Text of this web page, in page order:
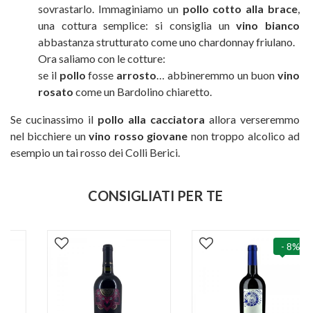
sovrastarlo. Immaginiamo unpollo cotto alla brace,
una cottura semplice: si consiglia unvino bianco
abbastanza strutturato come uno chardonnay friulano.
Ora saliamo con le cotture:
se il pollo fosse arrosto… abbineremmo un buon vino
rosato come un Bardolino chiaretto.
Se cucinassimo il pollo alla cacciatora allora verseremmo
nel bicchiere unvino rosso giovane non troppo alcolico ad
esempio un tai rosso dei Colli Berici.
CONSIGLIATI PER TE
- 8%